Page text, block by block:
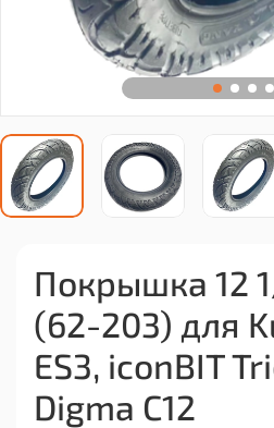
Покрышка 12
(62-203) для
ES3, iconBIT
Digma C12